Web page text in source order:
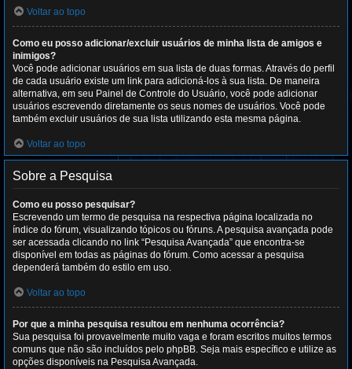
Voltar ao topo
Como eu posso adicionar/excluir usuários de minha lista de amigos e
inimigos?
Você pode adicionar usuários em sua lista de duas formas. Através do perfil
de cada usuário existe um link para adicioná-los à sua lista. De maneira
alternativa, em seu Painel de Controle do Usuário, você pode adicionar
usuários escrevendo diretamente os seus nomes de usuários. Você pode
também excluir usuários de sua lista utilizando esta mesma página.
Voltar ao topo
Sobre a Pesquisa
Como eu posso pesquisar?
Escrevendo um termo de pesquisa na respectiva página localizada no
índice do fórum, visualizando tópicos ou fóruns. A pesquisa avançada pode
ser acessada clicando no link “Pesquisa Avançada” que encontra-se
disponível em todas as páginas do fórum. Como acessar a pesquisa
dependerá também do estilo em uso.
Voltar ao topo
Por que a minha pesquisa resultou em nenhuma ocorrência?
Sua pesquisa foi provavelmente muito vaga e foram escritos muitos termos
comuns que não são incluídos pelo phpBB. Seja mais específico e utilize as
opções disponíveis na Pesquisa Avançada.